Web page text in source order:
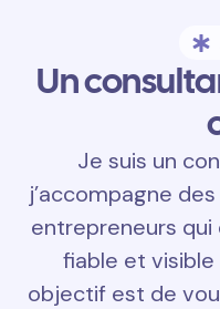
Un
Je suis un
j’accompagne
entrepreneurs qui
fiable et
objectif est de